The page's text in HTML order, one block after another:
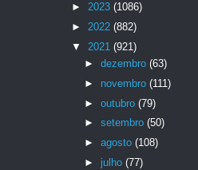
► 2023 (1086)
► 2022 (882)
▼ 2021 (921)
► dezembro (63)
► novembro (111)
► outubro (79)
► setembro (50)
► agosto (108)
► julho (77)